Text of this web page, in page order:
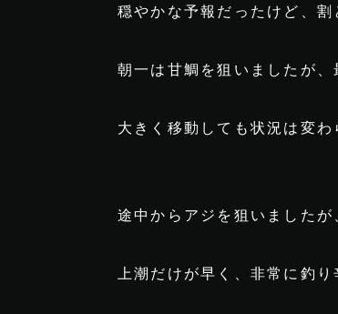
穏やかな予報だったけど、
朝一は甘鯛を狙いましたが
大きく移動しても状況は変
途中からアジを狙いました
上潮だけが早く、非常に釣